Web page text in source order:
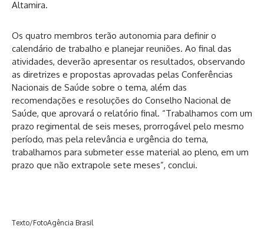
Altamira.
Os quatro membros terão autonomia para definir o
calendário de trabalho e planejar reuniões. Ao final das
atividades, deverão apresentar os resultados, observando
as diretrizes e propostas aprovadas pelas Conferências
Nacionais de Saúde sobre o tema, além das
recomendações e resoluções do Conselho Nacional de
Saúde, que aprovará o relatório final. “Trabalhamos com um
prazo regimental de seis meses, prorrogável pelo mesmo
período, mas pela relevância e urgência do tema,
trabalhamos para submeter esse material ao pleno, em um
prazo que não extrapole sete meses”, conclui.
Texto/FotoAgência Brasil